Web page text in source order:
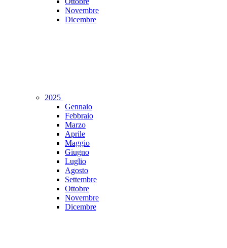
Novembre
Dicembre
2025
Gennaio
Febbraio
Marzo
Aprile
Maggio
Giugno
Luglio
Agosto
Settembre
Ottobre
Novembre
Dicembre